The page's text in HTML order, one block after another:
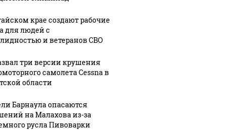
В Алтайском
крае
нового
министра
губернатора
крае создают рабочие
для людей с
и ветеранов СВО
три версии крушения
самолета Cessna в
области
Барнаула опасаются
на Малахова из-за
русла Пивоварки